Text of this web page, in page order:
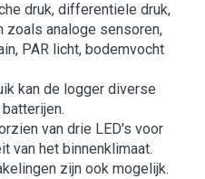
druk, differentiele druk,
zoals analoge sensoren,
PAR licht, bodemvocht
kan de logger diverse
van drie LED's voor
van het binnenklimaat.
zijn ook mogelijk.